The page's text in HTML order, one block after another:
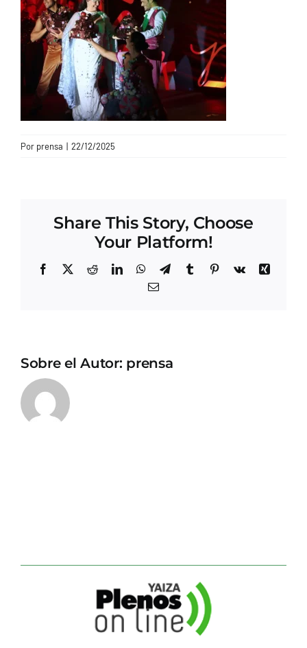
CONTACTO
Por prensa | 22/12/2025
Share This Story, Choose
Your Platform!
Facebook
X RedditLinkedInWhatsApp
TelegramTumblrPinterest
Vk
Xing
Correo
Sobre el Autor: prensa